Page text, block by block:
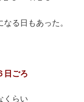
る日もあった。
日ごろ
くらい